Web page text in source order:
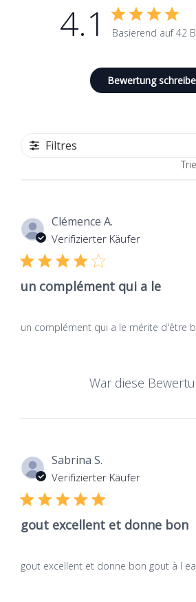
4.1 Basierend auf 42
Bewertung
Filtres
Clémence A.
Verifizierter Käufer
un complément qui a le
un complément qui a le mérite d'être
War diese
Sabrina S.
Verifizierter Käufer
gout excellent et donne bon
gout excellent et donne bon gout à l